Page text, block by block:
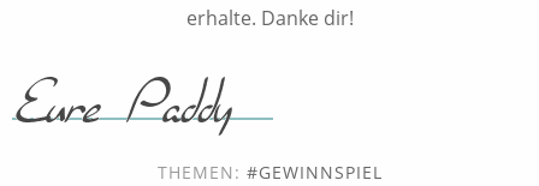
erhalte. Danke dir!
THEMEN: GEWINNSPIEL